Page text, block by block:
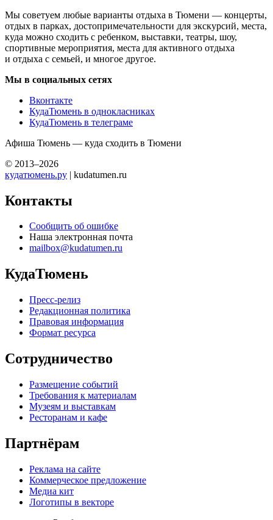
Мы советуем любые варианты отдыха в Тюмени — концерты,
отдых в парках, достопримечательности для экскурсий, места,
куда можно сходить с ребенком, выставки, театры, шоу,
спортивные мероприятия, места для активного отдыха
и отдыха с семьей, и многое другое.
Мы в социальных сетях
Вконтакте
КудаТюмень в однокласниках
КудаТюмень в телеграме
Афиша Тюмень — куда сходить в Тюмени
© 2013–2026
кудатюмень.ру | kudatumen.ru
Контакты
Сообщить об ошибке
Наша электронная почта
mailbox@kudatumen.ru
КудаТюмень
Пресс-релиз
Редакционная политика
Правовая информация
Формат ресурса
Сотрудничество
Размещение событий
Требования к материалам
Музеям и выставкам
Ресторанам и кафе
Партнёрам
Реклама на сайте
Коммерческое предложение
Медиа кит
Логотипы в векторе